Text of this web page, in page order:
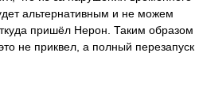
альтернативным и не можем
пришёл Нерон. Таким образом
не приквел, а полный перезапуск